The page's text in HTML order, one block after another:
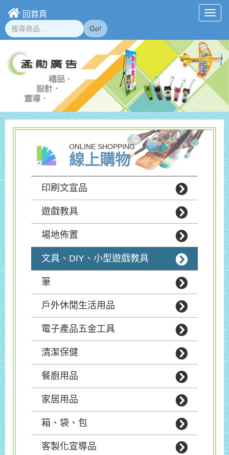
回首頁
Go!
ONLINE SHOPPING
線上購物
印刷文宣品
遊戲教具
場地佈置
文具、DIY、小型遊戲教具
筆
戶外休閒生活用品
電子產品五金工具
清潔保健
餐廚用品
家居用品
箱、袋、包
客製化宣導品